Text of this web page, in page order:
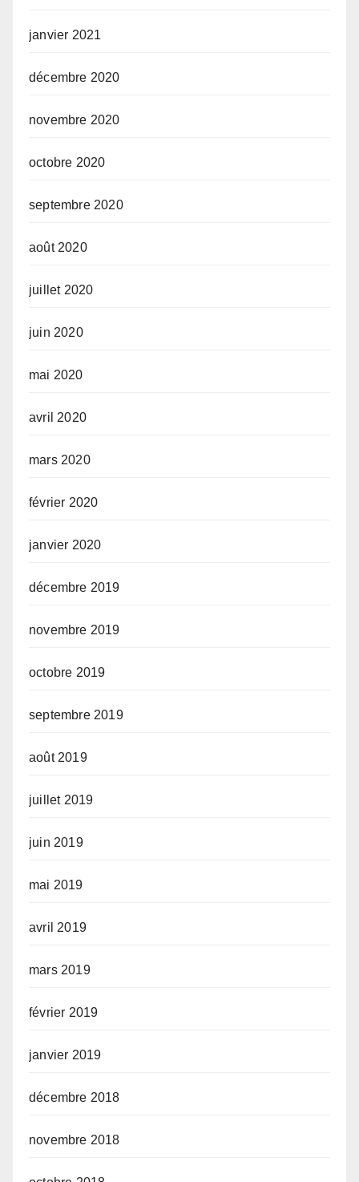
janvier 2021
décembre 2020
novembre 2020
octobre 2020
septembre 2020
août 2020
juillet 2020
juin 2020
mai 2020
avril 2020
mars 2020
février 2020
janvier 2020
décembre 2019
novembre 2019
octobre 2019
septembre 2019
août 2019
juillet 2019
juin 2019
mai 2019
avril 2019
mars 2019
février 2019
janvier 2019
décembre 2018
novembre 2018